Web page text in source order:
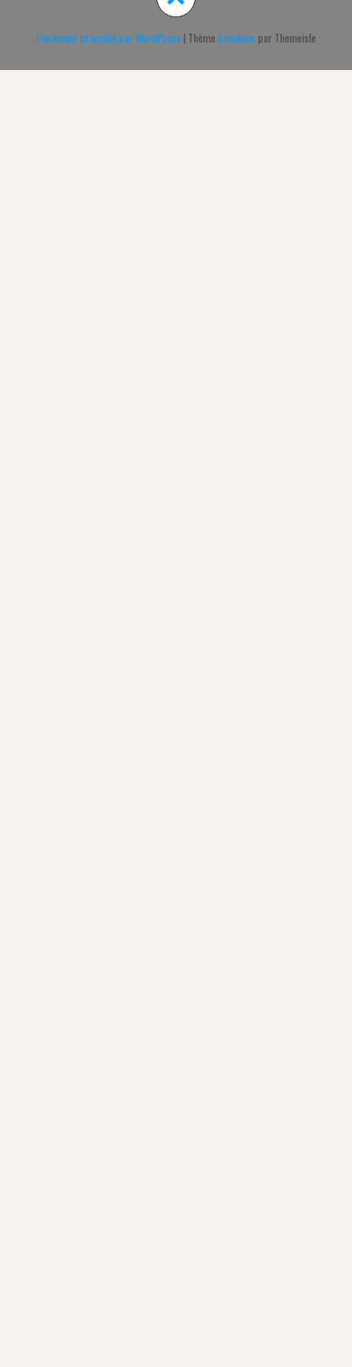
Fièrement propulsé par WordPress|ThèmeAmadeuspar Themeisle